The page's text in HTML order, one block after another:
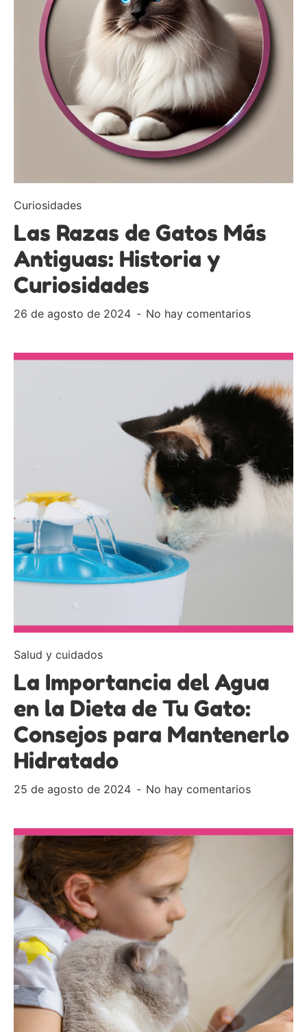
Curiosidades
Las Razas de Gatos Más
Antiguas: Historia y
Curiosidades
26 de agosto de 2024 No hay comentarios
Salud y cuidados
La Importancia del Agua
en la Dieta de Tu Gato:
Consejos para Mantenerlo
Hidratado
25 de agosto de 2024 No hay comentarios